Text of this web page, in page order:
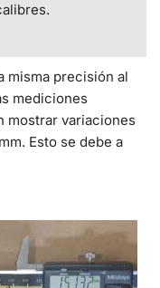
misma precisión al
mediciones
mostrar variaciones
Esto se debe a